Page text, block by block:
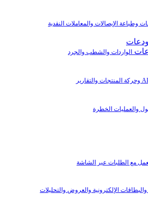
وطباعة الإيصالات والمعاملات النقدية
الواردات والشطب والجرد
والعمليات الخطرة
مع الطلبات عبر الشاشة
والبطاقات الإلكترونية والعروض والتحليلات